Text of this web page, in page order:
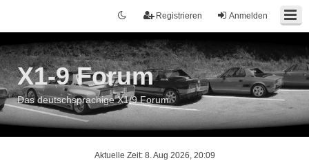
Anmelden
Registrieren
X1-9 Forum
Das deutschsprachige X1/9 Forum
Aktuelle Zeit: 8. Aug 2026, 20:09